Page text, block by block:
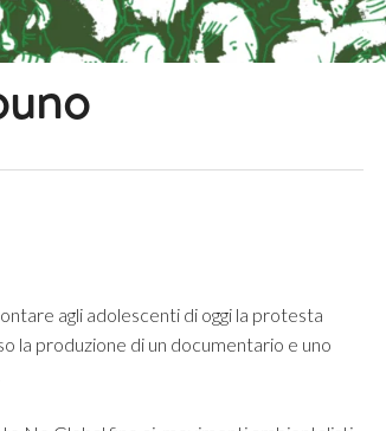
agli adolescenti di oggi la protesta
la produzione di un documentario e uno